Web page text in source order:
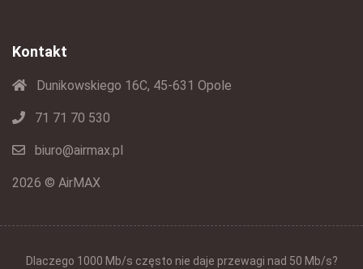
Kontakt
Dunikowskiego 16C, 45-631 Opole
71 71 70 530
biuro@airmax.pl
2026 © AirMAX
Dlaczego 1000 Mb/s często nie daje przewagi nad 50 Mb/s?